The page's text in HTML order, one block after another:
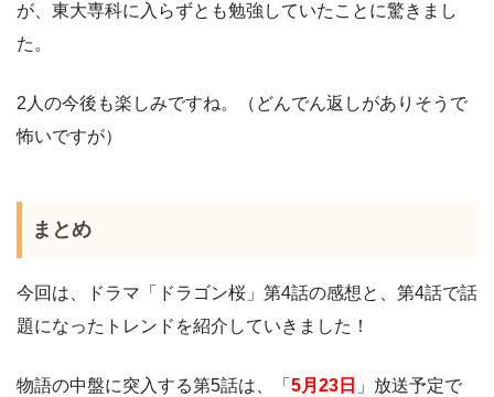
が、東大専科に入らずとも勉強していたことに驚きまし
た。
2人の今後も楽しみですね。（どんでん返しがありそうで
怖いですが）
まとめ
今回は、ドラマ「ドラゴン桜」第4話の感想と、第4話で話
題になったトレンドを紹介していきました！
物語の中盤に突入する第5話は、「 5月23日 」放送予定で